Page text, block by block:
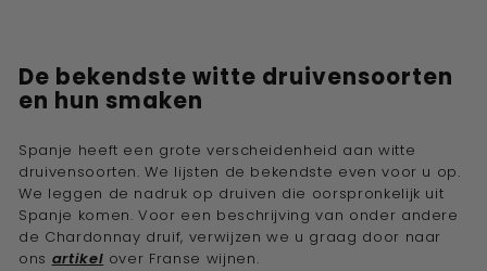
De bekendste witte druivensoorten
en hun smaken
Spanje heeft een grote verscheidenheid aan witte
druivensoorten. We lijsten de bekendste even voor u op.
We leggen de nadruk op druiven die oorspronkelijk uit
Spanje komen. Voor een beschrijving van onder andere
de Chardonnay druif, verwijzen we u graag door naar
ons artikel over Franse wijnen.